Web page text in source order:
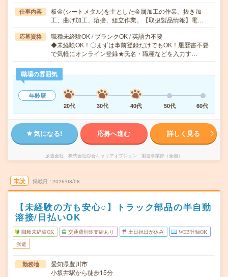
仕事内容
板金(シートメタル)を主とした金属加工の作業。抜き加
工、曲げ加工、溶接、組立作業。【取扱製品情報】電…
応募資格
職種未経験OK / ブランクOK / 英語力不要
◆未経験OK！〇まずは事前登録だけでもOK！履歴書不要
で気軽にオンライン登録★氏名・職種などを入力す…
職場の雰囲気
年齢層
20代
30代 40代 50代 60代
気になる! 応募へ進む 詳しく見る
派遣会社 株式会社綜合キャリアオプション 製造事業部（全国）
未読 掲載日 2026/08/08
【未経験の方も安心○】トラック部品の半自動
溶接/日払いOK
職種未経験OK 交通費別途支給あり 土日祝日が休み WEB登録OK
派遣
勤務地
愛知県豊川市
小坂井駅から徒歩15分